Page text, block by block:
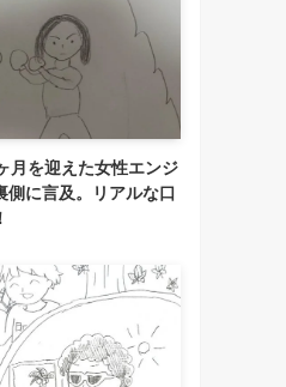
月を迎えた女性エンジ
側に言及。リアルな口